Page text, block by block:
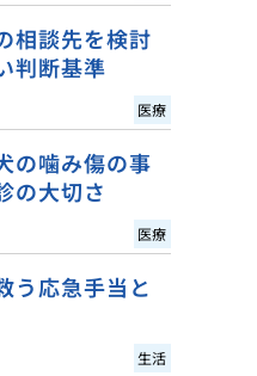
相談先を検討
判断基準
医療
の噛み傷の事
の大切さ
医療
う応急手当と
生活